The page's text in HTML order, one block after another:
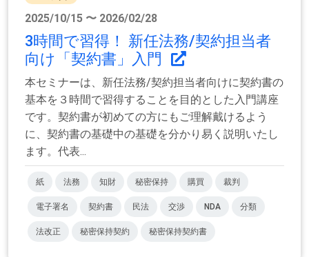
2025/10/15 〜 2026/02/28
3時間で習得！ 新任法務/契約担当者
向け「契約書」入門
本セミナーは、新任法務/契約担当者向けに契約書の
基本を３時間で習得することを目的とした入門講座
です。契約書が初めての方にもご理解戴けるよう
に、契約書の基礎中の基礎を分かり易く説明いたし
ます。代表...
紙 法務 知財 秘密保持 購買 裁判
電子署名 契約書 民法 交渉 NDA 分類
法改正 秘密保持契約 秘密保持契約書